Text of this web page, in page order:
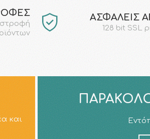
AΣΦΑΛΕΙΣ
128 bit SSL
και